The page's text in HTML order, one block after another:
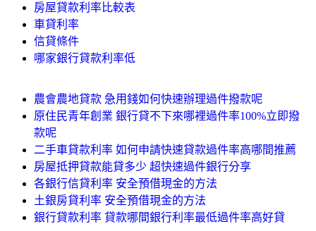
房屋貸款利率比較表
車貸利率
信貸條件
哪家銀行貸款利率低
農會農地貸款 急用錢如何快速辦理過件撥款呢
原住民青年創業 銀行貸不下來哪裡過件率100%立即撥
款呢
二手車貸款利率 如何申請快速貸款過件率高哪間推薦
房屋抵押貸款能貸多少 超快速過件銀行分享
各銀行信貸利率 安全預借現金的方法
土銀房貸利率 安全預借現金的方法
銀行貸款利率 貸款哪間銀行利率最低過件率高好貸